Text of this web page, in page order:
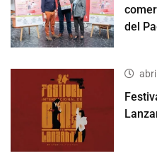
del